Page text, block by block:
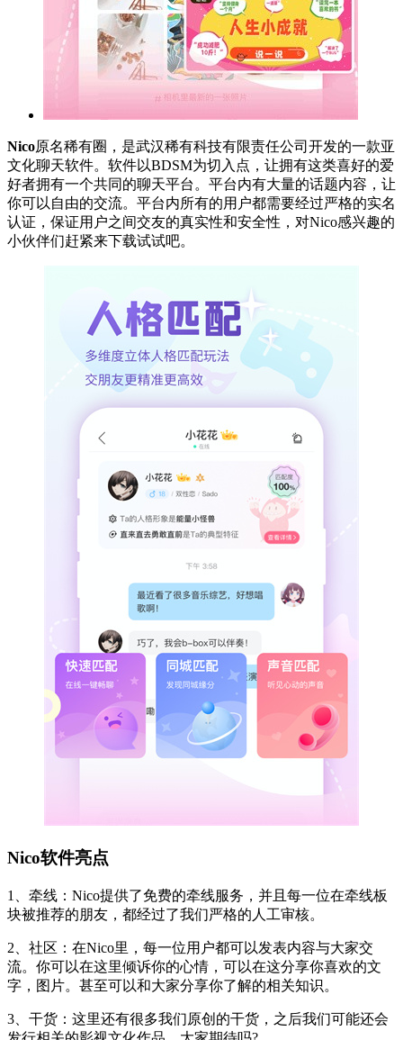
Nico原名稀有圈，是武汉稀有科技有限责任公司开发的一款亚
文化聊天软件。软件以BDSM为切入点，让拥有这类喜好的爱
好者拥有一个共同的聊天平台。平台内有大量的话题内容，让
你可以自由的交流。平台内所有的用户都需要经过严格的实名
认证，保证用户之间交友的真实性和安全性，对Nico感兴趣的
小伙伴们赶紧来下载试试吧。
Nico软件亮点
1、牵线：Nico提供了免费的牵线服务，并且每一位在牵线板
块被推荐的朋友，都经过了我们严格的人工审核。
2、社区：在Nico里，每一位用户都可以发表内容与大家交
流。你可以在这里倾诉你的心情，可以在这分享你喜欢的文
字，图片。甚至可以和大家分享你了解的相关知识。
3、干货：这里还有很多我们原创的干货，之后我们可能还会